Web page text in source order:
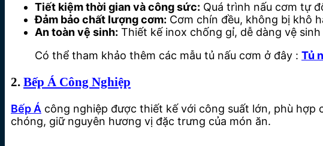
Tiết kiệm thời gian và công sức: Quá trình nấu cơm tự
Đảm bảo chất lượng cơm: Cơm chín đều, không bị khô
An toàn vệ sinh: Thiết kế inox chống gỉ, dễ dàng vệ sinh
Có thể tham khảo thêm các mẫu tủ nấu cơm ở đây : Tủ
2. Bếp Á Công Nghiệp
Bếp Á công nghiệp được thiết kế với công suất lớn, phù hợp
chóng, giữ nguyên hương vị đặc trưng của món ăn.